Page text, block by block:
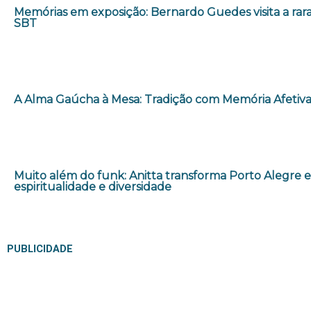
Memórias em exposição: Bernardo Guedes visita a
SBT
A Alma Gaúcha à Mesa: Tradição com Memória Afetiva
Muito além do funk: Anitta transforma Porto Alegre
espiritualidade e diversidade
PUBLICIDADE